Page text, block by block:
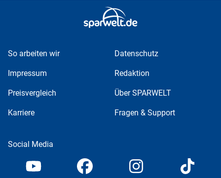
So arbeiten wir Datenschutz
Impressum Redaktion
Preisvergleich Über SPARWELT
Karriere Fragen & Support
Social Media